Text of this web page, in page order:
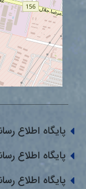
پایگاه اطلاع
پایگاه اطلاع
پایگاه اطلاع